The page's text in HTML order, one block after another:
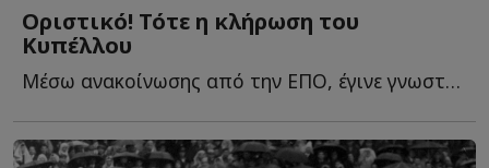
Οριστικό! Τότε η κλήρωση του
Κυπέλλου
Μέσω ανακοίνωσης από την ΕΠΟ, έγινε γνωστό το πότε θα π...